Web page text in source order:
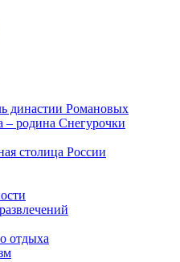
династии Романовых
– родина Снегурочки
столица России
отдыха